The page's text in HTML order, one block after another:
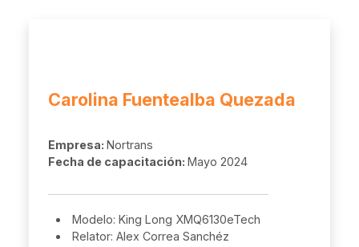
Carolina Fuentealba Quezada
Empresa: Nortrans
Fecha de capacitación: Mayo 2024
Modelo: King Long XMQ6130eTech
Relator: Alex Correa Sanchéz